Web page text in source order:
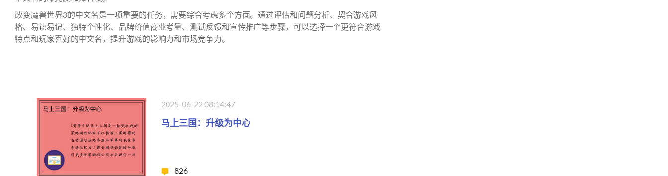
改变魔兽世界3的中文名是一项重要的任务，需要综合考虑多个方面。通过评估和问题分析、契合游戏风
格、易读易记、独特个性化、品牌价值商业考量、测试反馈和宣传推广等步骤，可以选择一个更符合游戏
特点和玩家喜好的中文名，提升游戏的影响力和市场竞争力。
2025-06-22 08:14:47
马上三国：升级为中心
826